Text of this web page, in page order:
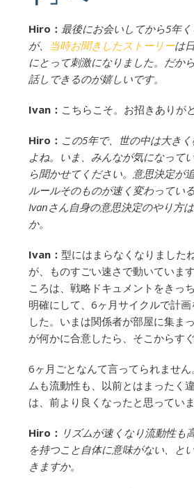
Hiro： 最後にお会いしてから5年
が、
当時お聞きしたストーリーは
にとって刺激になりました。だか
話しできるのが嬉しいです。
Ivan： こちらこそ。お招きありが
Hiro： この5年で、世の中は大き
よね。いま、みんなが気になって
ら聞かせてください。意思決定が
ルールそのものが速く変わってい
Ivanさん自身の意思決定のやり方
か。
Ivan： 型にはまらなくなりました
が、ものすごい速さで動いていま
ころは、戦略ドキュメントをきっ
明確にして、6ヶ月サイクルで計
した。いまは関係者が部屋に集ま
が何かに合意したら、そこからす
6ヶ月ごとなんて言ってられませ
ムも流動性も、以前とはまったく
は、前より良くなったと思っていま
Hiro： リズムが速くなり流動性も
を持つこと自体に意味がない、と
きますか。